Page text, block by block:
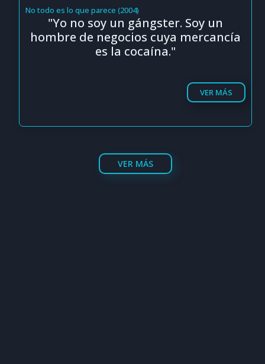
No todo es lo que parece (2004)
"Yo no soy un gángster. Soy un
hombre de negocios cuya mercancía
es la cocaína."
VER MÁS
VER MÁS